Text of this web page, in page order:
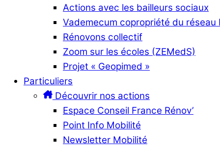
Actions avec les bailleurs sociaux
Vademecum copropriété du réseau
Rénovons collectif
Zoom sur les écoles (ZEMedS)
Projet « Geopimed »
Particuliers
Découvrir nos actions
Espace Conseil France Rénov’
Point Info Mobilité
Newsletter Mobilité